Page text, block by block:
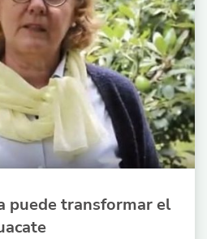
puede transformar el